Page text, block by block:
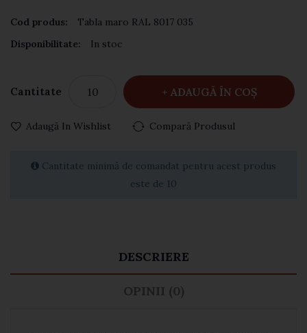
Cod produs:
Tabla maro RAL 8017 035
Disponibilitate:
In stoc
Cantitate ADAUGĂ ÎN COŞ
Adaugă In Wishlist Compară Produsul
Cantitate minimă de comandat pentru acest produs
este de 10
DESCRIERE
OPINII (0)